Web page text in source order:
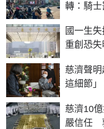
轉：騎
國一生
重創恐
慈濟聲
這細節
慈濟10
嚴信任